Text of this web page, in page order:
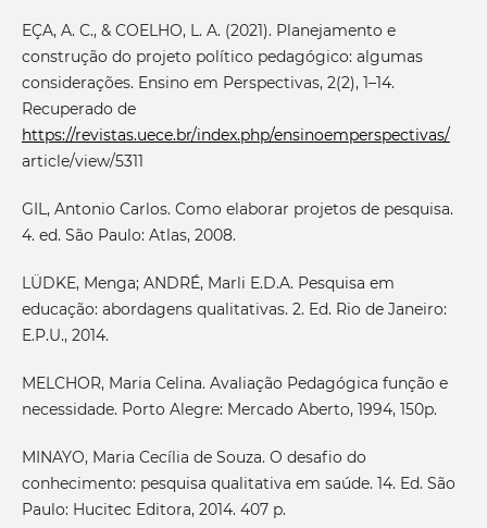
EÇA, A. C., & COELHO, L. A. (2021). Planejamento e
construção do projeto político pedagógico: algumas
considerações. Ensino em Perspectivas, 2(2), 1–14.
Recuperado de
https://revistas.uece.br/index.php/ensinoemperspectivas/
article/view/5311
GIL, Antonio Carlos. Como elaborar projetos de pesquisa.
4. ed. São Paulo: Atlas, 2008.
LÜDKE, Menga; ANDRÉ, Marli E.D.A. Pesquisa em
educação: abordagens qualitativas. 2. Ed. Rio de Janeiro:
E.P.U., 2014.
MELCHOR, Maria Celina. Avaliação Pedagógica função e
necessidade. Porto Alegre: Mercado Aberto, 1994, 150p.
MINAYO, Maria Cecília de Souza. O desafio do
conhecimento: pesquisa qualitativa em saúde. 14. Ed. São
Paulo: Hucitec Editora, 2014. 407 p.